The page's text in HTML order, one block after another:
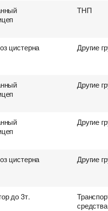
выгрузки
выгрузки ТНП
цистерна Другие
Другие
Другие
цистерна Другие
до 3т.
средства
выгрузки
выгрузки